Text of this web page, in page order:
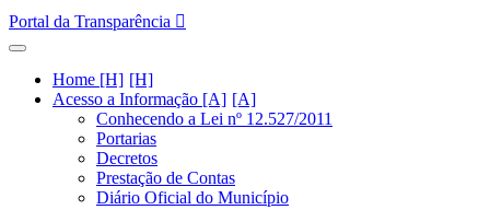
Portal da Transparência
Home [H]
Acesso a Informação [A]
Conhecendo a Lei nº 12.527/2011
Portarias
Decretos
Prestação de Contas
Diário Oficial do Município